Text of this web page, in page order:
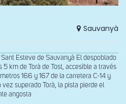
Sauvanyà
Esteve de Sauvanyà El despoblado
km de Torà de Tost, accesible a través
166 y 167 de la carretera C-14 y
superado Torà, la pista pierde el
angosta